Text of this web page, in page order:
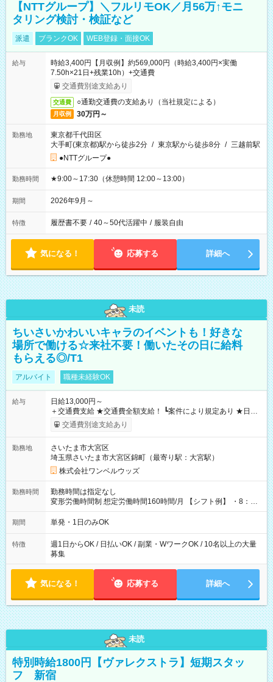
【NTTグループ】＼フルリモOK／月56万↑モニ
タリング検討・検証など
派遣 ブランクOK WEB登録・面接OK
給与
時給3,400円【月収例】約569,000円（時給3,400円×実働
7.50h×21日+残業10h）+交通費
交通費別途支給あり
交通費 ○通勤交通費の支給あり（当社規定による）
月収例 30万円～
勤務地
東京都千代田区
大手町(東京都)駅から徒歩2分 / 東京駅から徒歩8分 / 三越前駅
●NTTグループ●
勤務時間 ★9:00～17:30（休憩時間 12:00～13:00）
期間 2026年9月～
特徴 履歴書不要 / 40～50代活躍中 / 服装自由
気になる！ 応募する 詳細へ
未読
ちいさいかわいいキャラのイベントも！好きな
場所で働ける☆来社不要！働いたその日に給料
もらえる◎/T1
アルバイト 職種未経験OK
給与
日給13,000円～
＋交通費支給 ★交通費全額支給！ ┗案件により規定あり ★日払
いOK！（規定あり） ┗働いたその日に現金GET♪ お仕事後はコ
ンビニATMから 日払い分を引き落とせます！ 【試用期間】試
交通費別途支給あり
勤務地
さいたま市大宮区
埼玉県さいたま市大宮区錦町（最寄り駅：大宮駅）
株式会社ワンベルウッズ
勤務時間
勤務時間は指定なし
変形労働時間制 想定労働時間160時間/月 【シフト例】 ・8：00
～21：00
期間 単発・1日のみOK
特徴
週1日からOK / 日払いOK / 副業・WワークOK / 10名以上の大量
募集
気になる！ 応募する 詳細へ
未読
特別時給1800円【ヴァレクストラ】短期スタッ
フ 新宿